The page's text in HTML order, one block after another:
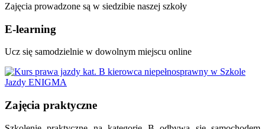
Zajęcia prowadzone są w siedzibie naszej szkoły
E-learning
Ucz się samodzielnie w dowolnym miejscu online
Zajęcia praktyczne